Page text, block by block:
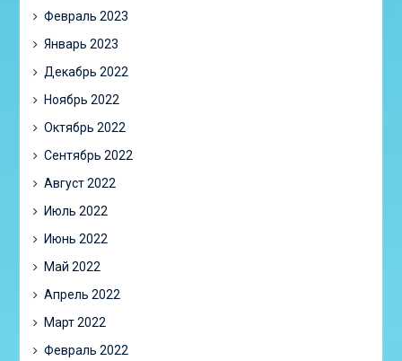
Февраль 2023
Январь 2023
Декабрь 2022
Ноябрь 2022
Октябрь 2022
Сентябрь 2022
Август 2022
Июль 2022
Июнь 2022
Май 2022
Апрель 2022
Март 2022
Февраль 2022